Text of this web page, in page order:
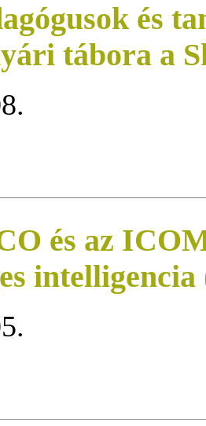
és
tábora a
és az